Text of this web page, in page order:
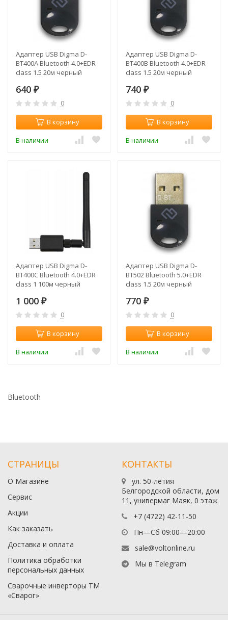
Адаптер USB Digma D-
BT400A Bluetooth 4.0+EDR
class 1.5 20м черный
640 ₽
0
В корзину
В наличии
Адаптер USB Digma D-
BT400B Bluetooth 4.0+EDR
class 1.5 20м черный
740 ₽
0
В корзину
В наличии
Адаптер USB Digma D-
BT400C Bluetooth 4.0+EDR
class 1 100м черный
1 000 ₽
0
В корзину
В наличии
Адаптер USB Digma D-
BT502 Bluetooth 5.0+EDR
class 1.5 20м черный
770 ₽
0
В корзину
В наличии
Bluetooth
СТРАНИЦЫ
О Магазине
Сервис
Акции
Как заказать
Доставка и оплата
Политика обработки
персональных данных
Сварочные инверторы ТМ
«Сварог»
КОНТАКТЫ
ул. 50-летия
Белгородской области, дом
11, универмаг Маяк, 0 этаж
+7 (4722) 42-11-50
Пн—Сб 09:00—20:00
sale@voltonline.ru
Мы в Telegram